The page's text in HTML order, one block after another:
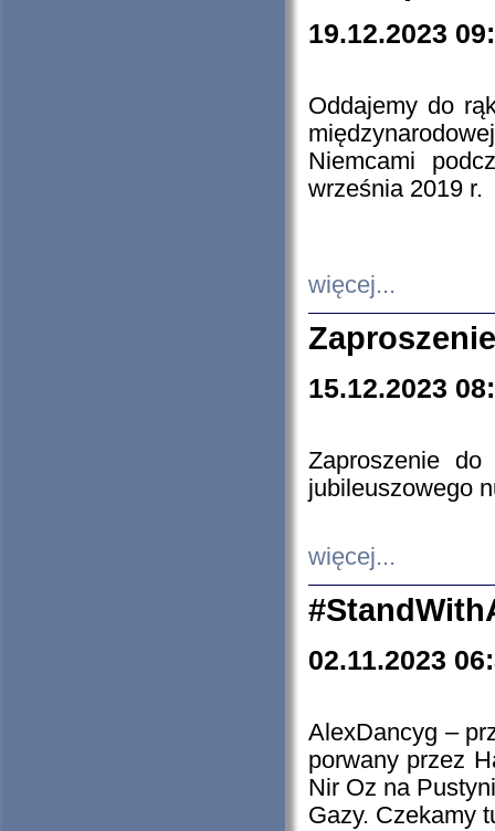
19.12.2023
Oddajemy do
Niemcami
września 2019 r.
więcej...
15.12.2023
Zaproszenie do
jubileuszowego
więcej...
02.11.2023
AlexDancyg –
porwany przez
Nir Oz na
Gazy. Czekamy